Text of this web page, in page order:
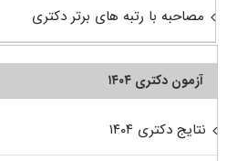
مصاحبه با رتبه های برتر دکتری
آزمون دکتری ۱۴۰۴
نتایج دکتری ۱۴۰۴